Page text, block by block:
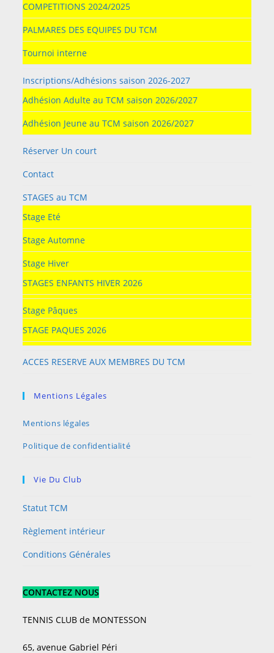
COMPETITIONS 2024/2025
PALMARES DES EQUIPES DU TCM
Tournoi interne
Inscriptions/Adhésions saison 2026-2027
Adhésion Adulte au TCM saison 2026/2027
Adhésion Jeune au TCM saison 2026/2027
Réserver Un court
Contact
STAGES au TCM
Stage Eté
Stage Automne
Stage Hiver
STAGES ENFANTS HIVER 2026
Stage Pâques
STAGE PAQUES 2026
ACCES RESERVE AUX MEMBRES DU TCM
Mentions Légales
Mentions légales
Politique de confidentialité
Vie Du Club
Statut TCM
Règlement intérieur
Conditions Générales
CONTACTEZ NOUS
TENNIS CLUB de MONTESSON
65, avenue Gabriel Péri